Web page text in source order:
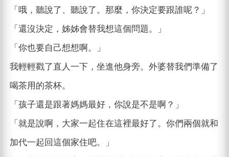
「哦，聽說了、聽說了。那麼，你決定要跟誰呢？」
「還沒決定，姊姊會替我想這個問題。」
「你也要自己想想啊。」
我輕輕戳了直人一下，坐進他身旁。外婆替我們準備了
喝茶用的茶杯。
「孩子還是跟著媽媽最好，你說是不是啊？」
「就是說啊，大家一起住在這裡最好了。你們兩個就和
加代一起回這個家住吧。」